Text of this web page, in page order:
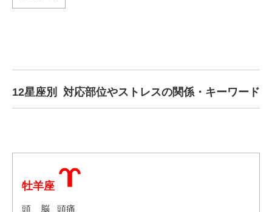
12星座別 対応部位やストレスの関係・キーワード
牡羊座
頭 脳 頭痛